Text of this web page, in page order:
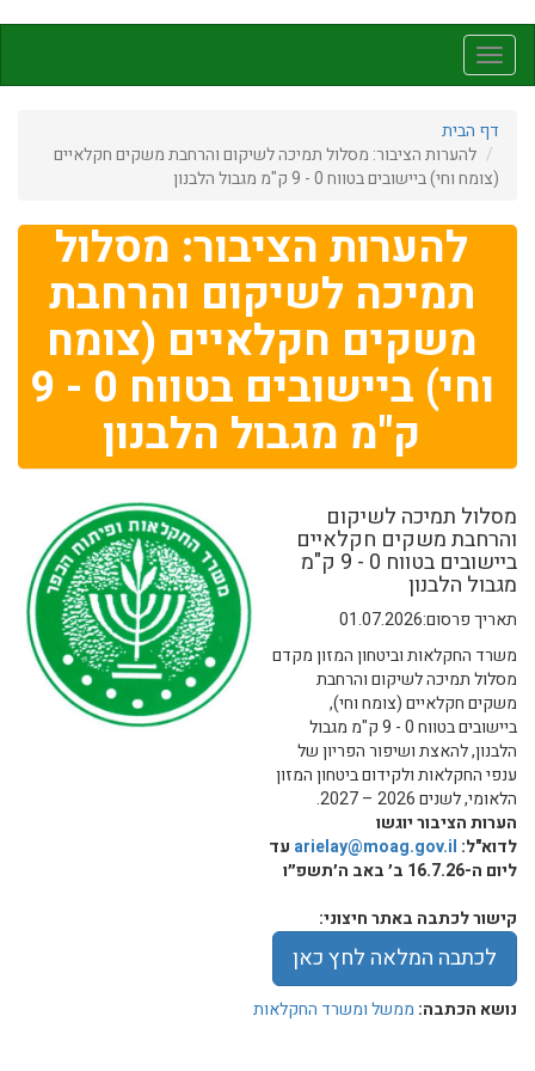
לתוכן
העיקריToggle
navigation
דף הבית
להערות הציבור: מסלול תמיכה לשיקום והרחבת משקים חקלאיים
(צומח וחי) ביישובים בטווח 0 - 9 ק"מ מגבול הלבנון
להערות הציבור: מסלול
תמיכה לשיקום והרחבת
משקים חקלאיים (צומח
וחי) ביישובים בטווח 0 - 9
ק"מ מגבול הלבנון
מסלול תמיכה לשיקום
והרחבת משקים חקלאיים
ביישובים בטווח 0 - 9 ק"מ
מגבול הלבנון
תאריך פרסום:01.07.2026
משרד החקלאות וביטחון המזון מקדם
מסלול תמיכה לשיקום והרחבת
משקים חקלאיים (צומח וחי),
ביישובים בטווח 0 - 9 ק"מ מגבול
הלבנון, להאצת ושיפור הפריון של
ענפי החקלאות ולקידום ביטחון המזון
הלאומי, לשנים 2026 – 2027.
הערות הציבור יוגשו
לדוא"ל: arielay@moag.gov.il עד
ליום ה-16.7.26 ב׳ באב ה׳תשפ״ו
קישור לכתבה באתר חיצוני:
לכתבה המלאה לחץ כאן
נושא הכתבה: ממשל ומשרד החקלאות